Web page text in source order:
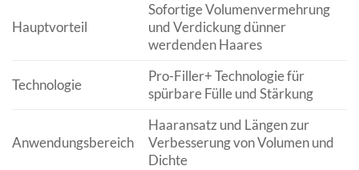
Hauptvorteil
Sofortige Volumenvermehrung
und Verdickung dünner
werdenden Haares
Technologie
Pro-Filler+ Technologie für
spürbare Fülle und Stärkung
Anwendungsbereich
Haaransatz und Längen zur
Verbesserung von Volumen und
Dichte